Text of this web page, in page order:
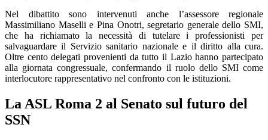
Nel dibattito sono intervenuti anche l’assessore regionale
Massimiliano Maselli e Pina Onotri, segretario generale dello SMI,
che ha richiamato la necessità di tutelare i professionisti per
salvaguardare il Servizio sanitario nazionale e il diritto alla cura.
Oltre cento delegati provenienti da tutto il Lazio hanno partecipato
alla giornata congressuale, confermando il ruolo dello SMI come
interlocutore rappresentativo nel confronto con le istituzioni.
La ASL Roma 2 al Senato sul futuro del
SSN